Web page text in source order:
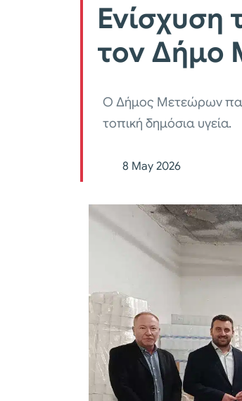
Ενίσχυση
τον Δήμο
Ο Δήμος Μετεώρων
τοπική δημόσια υγεία.
8 May 2026